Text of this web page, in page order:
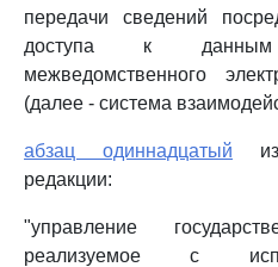
передачи сведений
доступа к
межведомственного
(далее - система
абзац одиннадцатый
редакции:
"управление
реализуемое с